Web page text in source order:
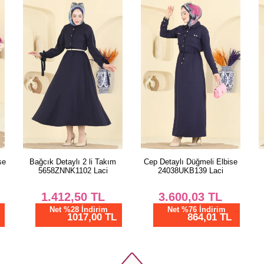
Cep Detaylı Düğmeli Elbise
24038UKB139 Laci
3.600,03TL
Net %76 İndirim
864,01 TL
Fermuar Detaylı Elbise
24039UKBK1160 Siyah
2.450,02 TL
Net %76 İndirim
588,01 TL